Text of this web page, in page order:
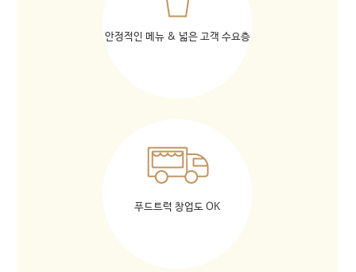
안정적인 메뉴 & 넓은 고객 수요층
푸드트럭 창업도 OK